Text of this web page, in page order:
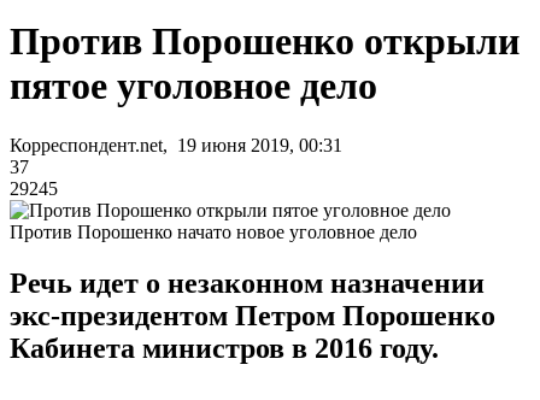
Против Порошенко открыли
пятое уголовное дело
Корреспондент.net, 19 июня 2019, 00:31
37
29245
Против Порошенко начато новое уголовное дело
Речь идет о незаконном назначении
экс-президентом Петром Порошенко
Кабинета министров в 2016 году.